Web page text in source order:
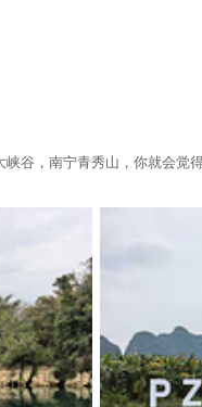
谷，南宁青秀山，你就会觉